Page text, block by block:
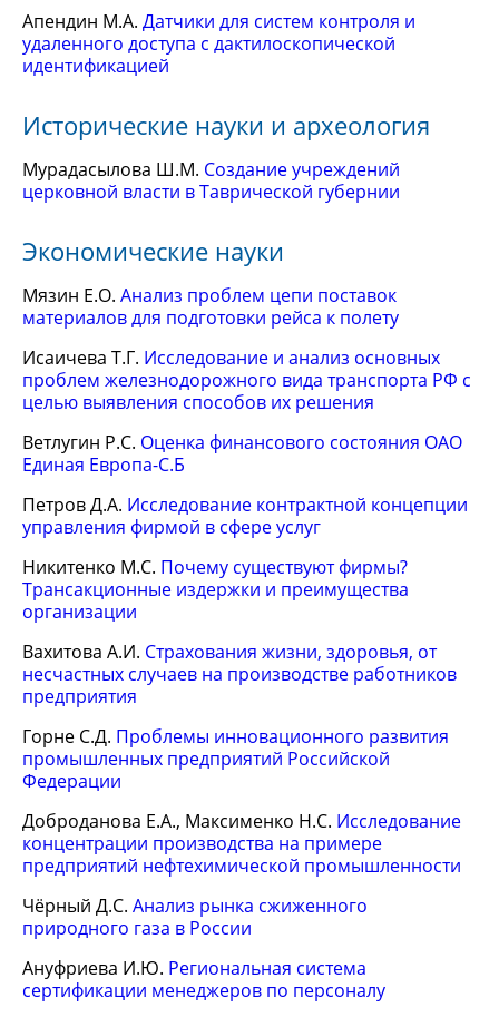
Апендин М.А. Датчики для систем контроля и
удаленного доступа с дактилоскопической
идентификацией
Исторические науки и археология
Мурадасылова Ш.М. Создание учреждений
церковной власти в Таврической губернии
Экономические науки
Мязин Е.О. Анализ проблем цепи поставок
материалов для подготовки рейса к полету
Исаичева Т.Г. Исследование и анализ основных
проблем железнодорожного вида транспорта РФ с
целью выявления способов их решения
Ветлугин Р.С. Оценка финансового состояния ОАО
Единая Европа-С.Б
Петров Д.А. Исследование контрактной концепции
управления фирмой в сфере услуг
Никитенко М.С. Почему существуют фирмы?
Трансакционные издержки и преимущества
организации
Вахитова А.И. Страхования жизни, здоровья, от
несчастных случаев на производстве работников
предприятия
Горне С.Д. Проблемы инновационного развития
промышленных предприятий Российской
Федерации
Доброданова Е.А., Максименко Н.С. Исследование
концентрации производства на примере
предприятий нефтехимической промышленности
Чёрный Д.С. Анализ рынка сжиженного
природного газа в России
Ануфриева И.Ю. Региональная система
сертификации менеджеров по персоналу